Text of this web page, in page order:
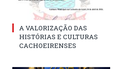
A VALORIZAÇÃO DAS
HISTÓRIAS E CULTURAS
CACHOEIRENSES